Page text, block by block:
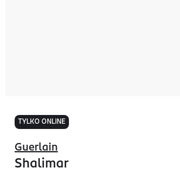
TYLKO ONLINE
Guerlain
Shalimar